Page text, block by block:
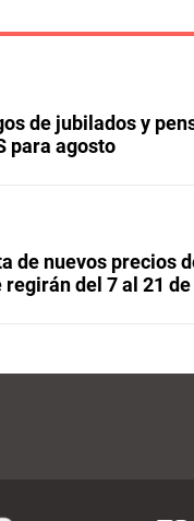
de jubilados y
para agosto
de nuevos precios
regirán del 7 al 21